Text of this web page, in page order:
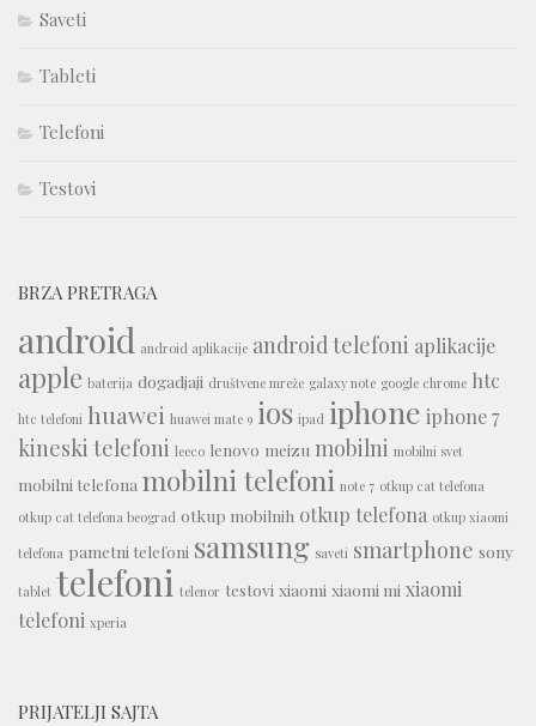
Saveti
Tableti
Telefoni
Testovi
BRZA PRETRAGA
android android aplikacije android telefoni aplikacije
apple baterija dogadjaji društvene mreže galaxy note google chrome htc
htc telefoni huawei huawei mate 9 ios ipad iphone iphone 7
kineski telefoni leeco lenovo meizu mobilni mobilni svet
mobilni telefona mobilni telefoni note 7 otkup cat telefona
otkup cat telefona beograd otkup mobilnih otkup telefona otkup xiaomi
telefona pametni telefoni samsung saveti smartphone sony
tablet telefoni telenor testovi xiaomi xiaomi mi xiaomi
telefoni xperia
PRIJATELJI SAJTA